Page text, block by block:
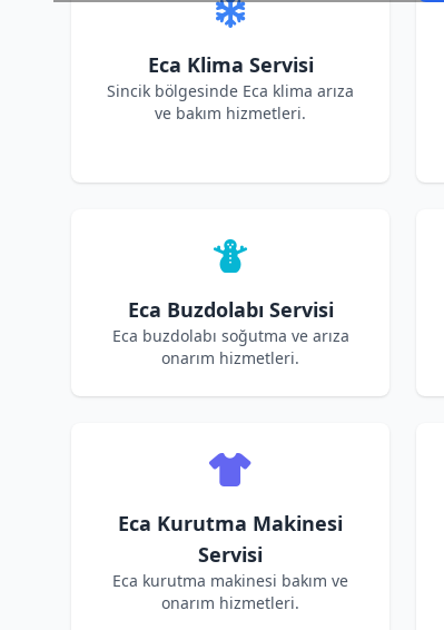
Eca Klima Servisi
Sincik bölgesinde Eca klima arıza
ve bakım hizmetleri.
Eca Buzdolabı Servisi
Eca buzdolabı soğutma ve arıza
onarım hizmetleri.
Eca Kurutma Makinesi
Servisi
Eca kurutma makinesi bakım ve
onarım hizmetleri.